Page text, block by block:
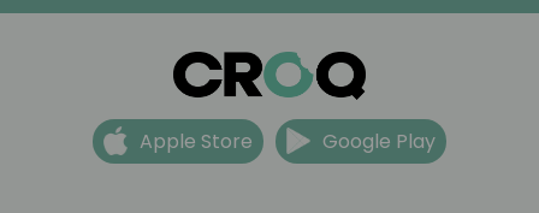
Apple Store Google Play